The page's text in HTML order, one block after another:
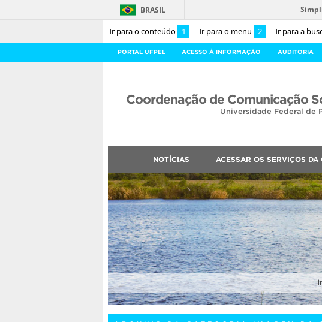
Ir para o conteúdo 1 Ir para o menu 2 Ir para a
BRASIL
PORTAL UFPEL ACESSO À INFORMAÇÃO AUDITORIA
Coordenação de Comunicação
Universidade Federal de
NOTÍCIAS ACESSAR OS SERVIÇOS DA